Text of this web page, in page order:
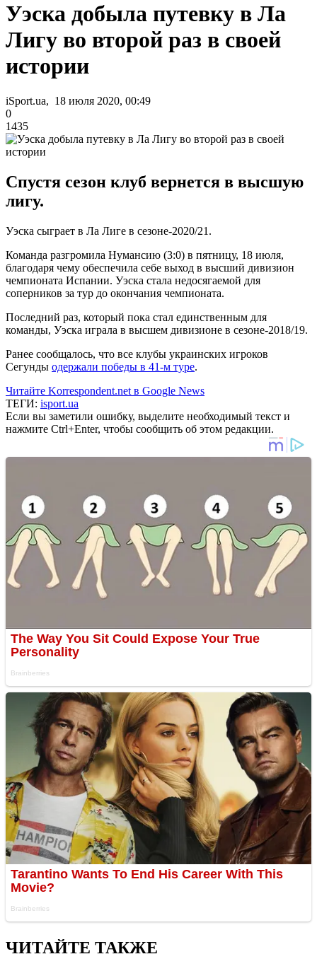
Уэска добыла путевку в Ла
Лигу во второй раз в своей
истории
iSport.ua, 18 июля 2020, 00:49
0
1435
Спустя сезон клуб вернется в высшую
лигу.
Уэска сыграет в Ла Лиге в сезоне-2020/21.
Команда разгромила Нумансию (3:0) в пятницу, 18 июля,
благодаря чему обеспечила себе выход в высший дивизион
чемпионата Испании. Уэска стала недосягаемой для
соперников за тур до окончания чемпионата.
Последний раз, который пока стал единственным для
команды, Уэска играла в высшем дивизионе в сезоне-2018/19.
Ранее сообщалось, что все клубы украинских игроков
Сегунды одержали победы в 41-м туре.
Читайте Korrespondent.net в Google News
ТЕГИ: isport.ua
Если вы заметили ошибку, выделите необходимый текст и
нажмите Ctrl+Enter, чтобы сообщить об этом редакции.
ЧИТАЙТЕ ТАКЖЕ